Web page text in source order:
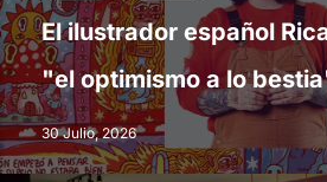
El ilustrador español
"el optimismo a lo
30 Julio, 2026